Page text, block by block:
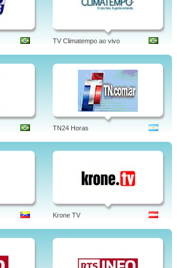
TV Climatempo ao vivo
TN24 Horas
Krone TV